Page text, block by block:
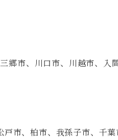
郷市、川口市、川越市、
戸市、柏市、我孫子市、千